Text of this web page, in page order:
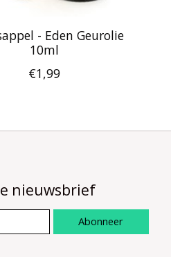
- Eden Geurolie
10ml
€1,99
nieuwsbrief
Abonneer